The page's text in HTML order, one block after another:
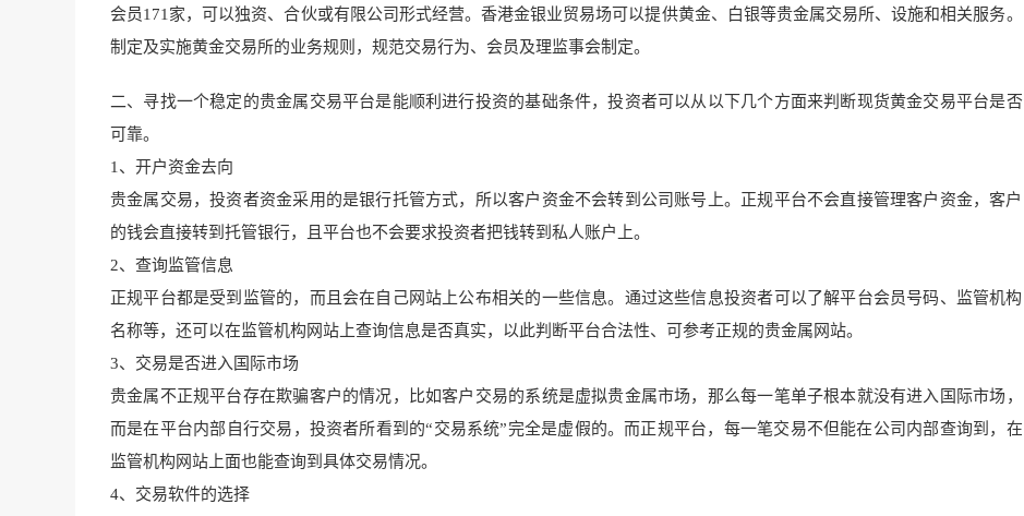
会员171家，可以独资、合伙或有限公司形式经营。香港金银业贸易场可以提供黄金、白银等贵金属交易所、设施和相关服务。
制定及实施黄金交易所的业务规则，规范交易行为、会员及理监事会制定。
二、寻找一个稳定的贵金属交易平台是能顺利进行投资的基础条件，投资者可以从以下几个方面来判断现货黄金交易平台是否
可靠。
1、开户资金去向
贵金属交易，投资者资金采用的是银行托管方式，所以客户资金不会转到公司账号上。正规平台不会直接管理客户资金，客户
的钱会直接转到托管银行，且平台也不会要求投资者把钱转到私人账户上。
2、 查询监管信息
正规平台都是受到监管的，而且会在自己网站上公布相关的一些信息。通过这些信息投资者可以了解平台会员号码、监管机构
名称等，还可以在监管机构网站上查询信息是否真实，以此判断平台合法性、可参考正规的贵金属网站。
3、交易是否进入国际市场
贵金属不正规平台存在欺骗客户的情况，比如客户交易的系统是虚拟贵金属市场，那么每一笔单子根本就没有进入国际市场，
而是在平台内部自行交易，投资者所看到的“交易系统”完全是虚假的。而正规平台，每一笔交易不但能在公司内部查询到，在
监管机构网站上面也能查询到具体交易情况。
4、交易软件的选择